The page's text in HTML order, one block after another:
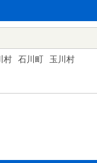
村 石川町
玉川村